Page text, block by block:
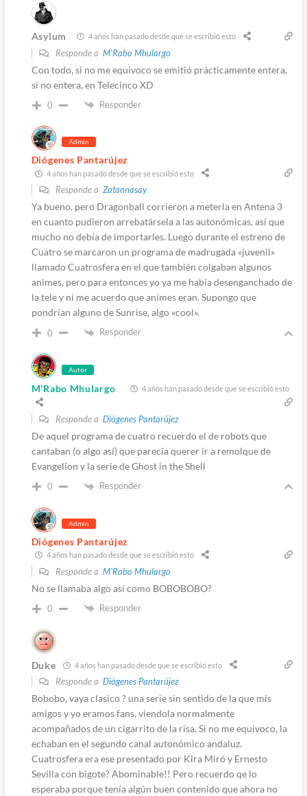
Asylum 4 años han pasado desde que se escribió esto
Responde a M'Rabo Mhulargo
Con todo, si no me equivoco se emitió prácticamente entera,
si no entera, en Telecinco XD
0 Responder
Admin
Diógenes Pantarújez
4 años han pasado desde que se escribió esto
Responde a Zatannasay
Ya bueno, pero Dragonball corrieron a meterla en Antena 3
en cuanto pudieron arrebatársela a las autonómicas, así que
mucho no debía de importarles. Luego durante el estreno de
Cuatro se marcaron un programa de madrugada «juvenil»
llamado Cuatrosfera en el que también colgaban algunos
animes, pero para entonces yo ya me había desenganchado de
la tele y ni me acuerdo que animes eran. Supongo que
pondrían alguno de Sunrise, algo «cool».
0 Responder
Autor
M'Rabo Mhulargo 4 años han pasado desde que se escribió esto
Responde a Diógenes Pantarújez
De aquel programa de cuatro recuerdo el de robots que
cantaban (o algo así) que parecía querer ir a remolque de
Evangelion y la serie de Ghost in the Shell
0 Responder
Admin
Diógenes Pantarújez
4 años han pasado desde que se escribió esto
Responde a M'Rabo Mhulargo
No se llamaba algo así como BOBOBOBO?
0 Responder
Duke 4 años han pasado desde que se escribió esto
Responde a Diógenes Pantarújez
Bobobo, vaya clasico ? una serie sin sentido de la que mis
amigos y yo eramos fans, viendola normalmente
acompañados de un cigarrito de la risa. Si no me equivoco, la
echaban en el segundo canal autonómico andaluz.
Cuatrosfera era ese presentado por Kira Miró y Ernesto
Sevilla con bigote? Abominable!! Pero recuerdo qe lo
esperaba porque tenía algún buen contenido que ahora no